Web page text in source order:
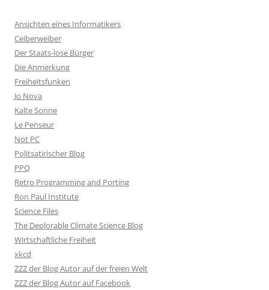
Ansichten eines Informatikers
Ceiberweiber
Der Staats-lose Bürger
Die Anmerkung
Freiheitsfunken
Jo Nova
Kalte Sonne
Le Penseur
Not PC
Politsatirischer Blog
PPQ
Retro Programming and Porting
Ron Paul Institute
Science Files
The Deplorable Climate Science Blog
Wirtschaftliche Freiheit
xkcd
ZZZ der Blog Autor auf der freien Welt
ZZZ der Blog Autor auf Facebook